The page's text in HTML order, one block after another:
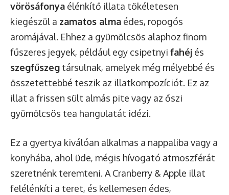
vörösáfonya élénkítő illata tökéletesen
kiegészül a zamatos alma édes, ropogós
aromájával. Ehhez a gyümölcsös alaphoz finom
fűszeres jegyek, például egy csipetnyi fahéj és
szegfűszeg társulnak, amelyek még mélyebbé és
összetettebbé teszik az illatkompozíciót. Ez az
illat a frissen sült almás pite vagy az őszi
gyümölcsös tea hangulatát idézi.
Ez a gyertya kiválóan alkalmas a nappaliba vagy a
konyhába, ahol üde, mégis hívogató atmoszférát
szeretnénk teremteni. A Cranberry & Apple illat
felélénkíti a teret, és kellemesen édes,